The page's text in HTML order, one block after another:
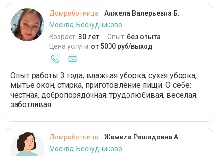
Домработница
Анжела Валерьевна Б.
Москва, Бескудниково
Возраст: 30 лет Опыт: без опыта
Цена услуги: от 5000 руб/выход
Опыт работы 3 года, влажная уборка, сухая уборка,
мытье окон, стирка, приготовление пищи. О себе:
честная, добропорядочная, трудолюбивая, веселая,
заботливая.
Домработница
Жамила Рашидовна А.
Москва, Бескудниково